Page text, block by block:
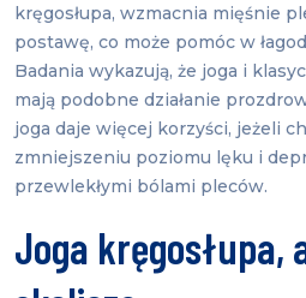
kręgosłupa, wzmacnia mięśnie
postawę, co może pomóc w
Badania wykazują, że joga i
mają podobne działanie
joga daje więcej korzyści, jeżeli
zmniejszeniu poziomu lęku i
przewlekłymi bólami pleców.
Joga kręgosłupa,